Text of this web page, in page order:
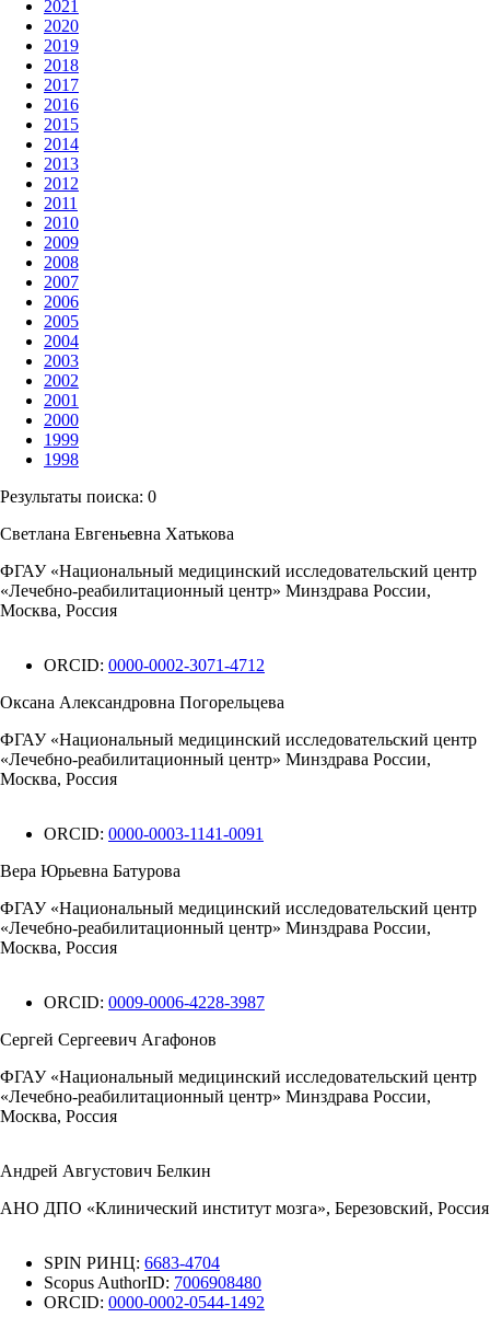
2021
2020
2019
2018
2017
2016
2015
2014
2013
2012
2011
2010
2009
2008
2007
2006
2005
2004
2003
2002
2001
2000
1999
1998
Результаты поиска: 0
Светлана Евгеньевна Хатькова
ФГАУ «Национальный медицинский исследовательский центр
«Лечебно-реабилитационный центр» Минздрава России,
Москва, Россия
ORCID: 0000-0002-3071-4712
Оксана Александровна Погорельцева
ФГАУ «Национальный медицинский исследовательский центр
«Лечебно-реабилитационный центр» Минздрава России,
Москва, Россия
ORCID: 0000-0003-1141-0091
Вера Юрьевна Батурова
ФГАУ «Национальный медицинский исследовательский центр
«Лечебно-реабилитационный центр» Минздрава России,
Москва, Россия
ORCID: 0009-0006-4228-3987
Сергей Сергеевич Агафонов
ФГАУ «Национальный медицинский исследовательский центр
«Лечебно-реабилитационный центр» Минздрава России,
Москва, Россия
Андрей Августович Белкин
АНО ДПО «Клинический институт мозга», Березовский, Россия
SPIN РИНЦ: 6683-4704
Scopus AuthorID: 7006908480
ORCID: 0000-0002-0544-1492